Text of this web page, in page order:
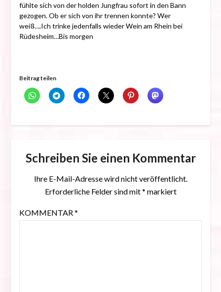
fühlte sich von der holden Jungfrau sofort in den Bann
gezogen. Ob er sich von ihr trennen konnte? Wer
weiß….Ich trinke jedenfalls wieder Wein am Rhein bei
Rüdesheim…Bis morgen
Beitrag teilen
Schreiben Sie einen Kommentar
Ihre E-Mail-Adresse wird nicht veröffentlicht.
Erforderliche Felder sind mit* markiert
KOMMENTAR *